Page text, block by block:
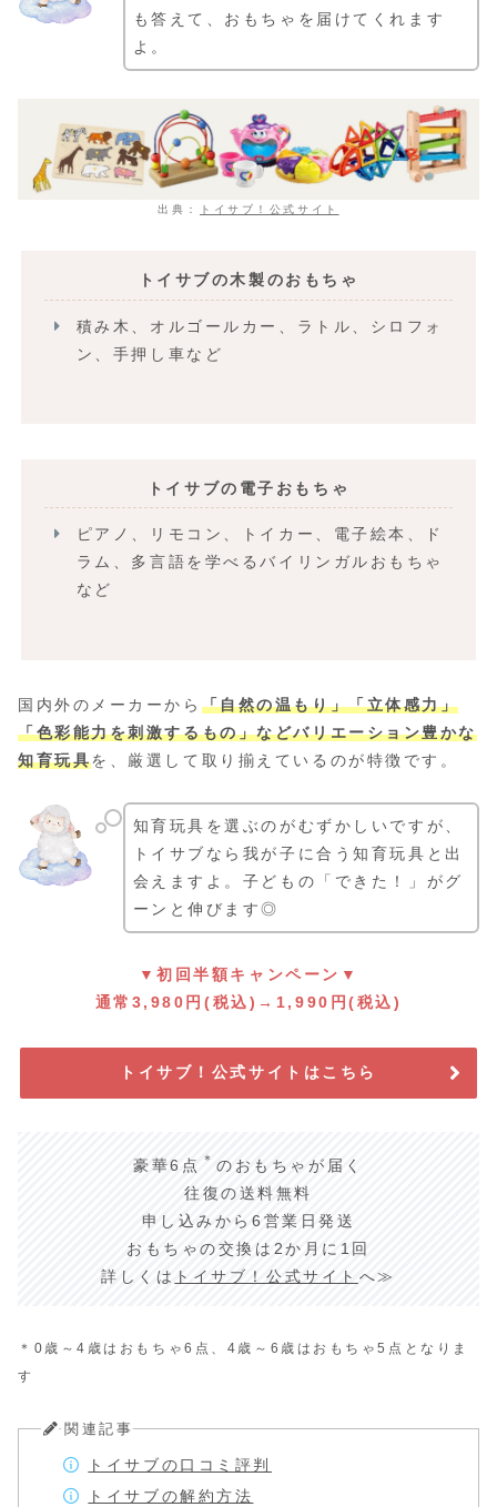
も答えて、おもちゃを届けてくれます
よ。
出典： トイサブ！公式サイト
トイサブの木製のおもちゃ
積み木、オルゴールカー、ラトル、シロフォ
ン、手押し車など
トイサブの電子おもちゃ
ピアノ、リモコン、トイカー、電子絵本、ド
ラム、多言語を学べるバイリンガルおもちゃ
など
国内外のメーカーから 「自然の温もり」「立体感力」
「色彩能力を刺激するもの」などバリエーション豊かな
知育玩具を、厳選して取り揃えているのが特徴です。
知育玩具を選ぶのがむずかしいですが、
トイサブなら我が子に合う知育玩具と出
会えますよ。子どもの「できた！」がグ
ーンと伸びます◎
▼初回半額キャンペーン▼
通常3,980円(税込)→1,990円(税込)
トイサブ！公式サイトはこちら
豪華6点 ＊ のおもちゃが届く
往復の送料無料
申し込みから6営業日発送
おもちゃの交換は2か月に1回
詳しくは トイサブ！公式サイト へ≫
＊0歳～4歳はおもちゃ6点、4歳～6歳はおもちゃ5点となりま
す
関連記事
トイサブの口コミ評判
トイサブの解約方法